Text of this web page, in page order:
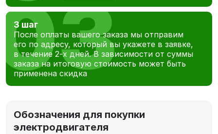
3 шаг
После оплаты вашего заказа мы отправим
его по адресу, который вы укажете в заявке,
в течение 2-х дней. В зависимости от суммы
заказа на итоговую стоимость может быть
применена скидка
Обозначения для покупки
электродвигателя